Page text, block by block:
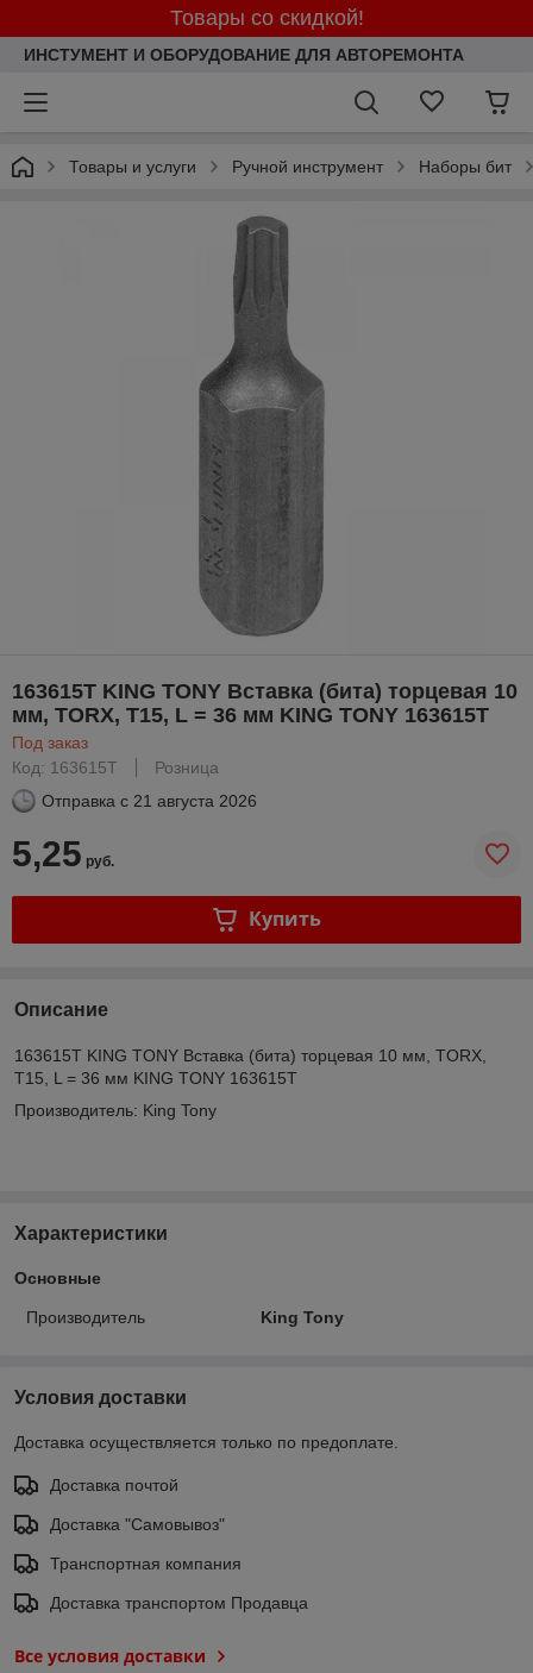
Товары со скидкой!
ИНСТУМЕНТ И ОБОРУДОВАНИЕ ДЛЯ АВТОРЕМОНТА
Товары и услуги Ручной инструмент Наборы бит
163615T KING TONY Вставка (бита) торцевая 10
мм, TORX, Т15, L = 36 мм KING TONY 163615T
Под заказ
Код: 163615T
Розница
Отправка с 21 августа 2026
5,25 руб.
Купить
Описание
163615T KING TONY Вставка (бита) торцевая 10 мм, TORX,
Т15, L = 36 мм KING TONY 163615T
Производитель: King Tony
Характеристики
Основные
Производитель King Tony
Условия доставки
Доставка осуществляется только по предоплате.
Доставка почтой
Доставка "Самовывоз"
Транспортная компания
Доставка транспортом Продавца
Все условия доставки